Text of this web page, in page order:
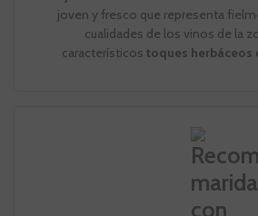
joven y fresco que representa
cualidades de los vinos de la
característicos toques herbáceos